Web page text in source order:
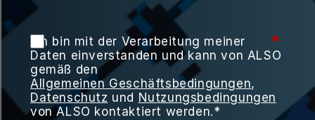
*
Ich bin mit der Verarbeitung meiner
Daten einverstanden und kann von ALSO
gemäß den
Allgemeinen Geschäftsbedingungen,
Datenschutz und Nutzungsbedingungen
von ALSO kontaktiert werden.*